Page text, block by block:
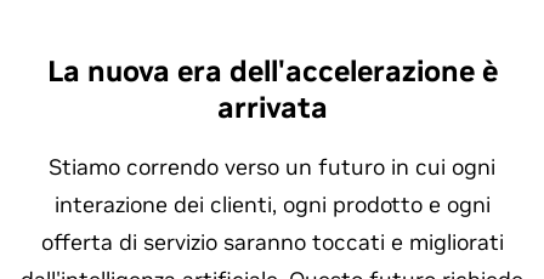
La nuova era dell'accelerazione è
arrivata
Stiamo correndo verso un futuro in cui ogni
interazione dei clienti, ogni prodotto e ogni
offerta di servizio saranno toccati e migliorati